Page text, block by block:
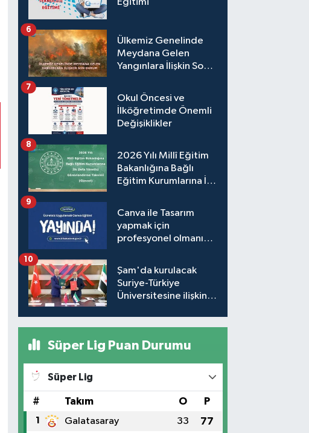
Eğitimi
Ülkemiz Genelinde
Meydana Gelen
Yangınlara İlişkin Son
6
Okul Öncesi ve
İlköğretimde Önemli
Değişiklikler
7
2026 Yılı Millî Eğitim
Bakanlığına Bağlı
Eğitim Kurumlarına İlk
Takvimi (Güncel)
8
Canva ile Tasarım
yapmak için
profesyonel olmanıza
9
Şam'da kurulacak
Suriye-Türkiye
Üniversitesine ilişkin
10
Süper Lig Puan Durumu
Süper Lig
# Takım O P
1 Galatasaray 33 77